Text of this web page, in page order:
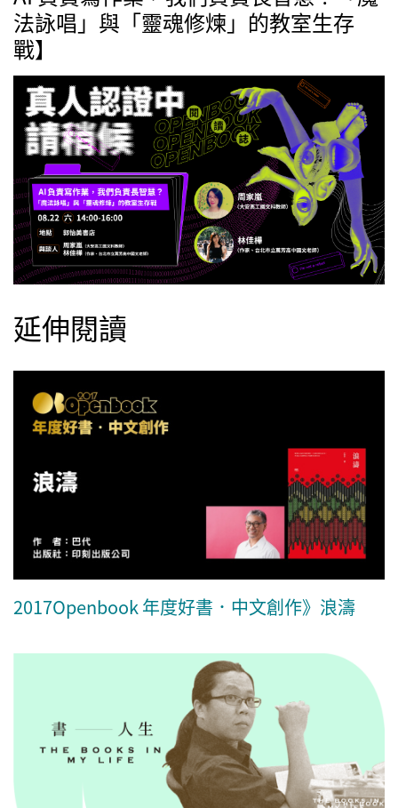
法詠唱」與「靈魂修煉」的教室生存
戰】
延伸閱讀
2017Openbook 年度好書．中文創作》浪濤